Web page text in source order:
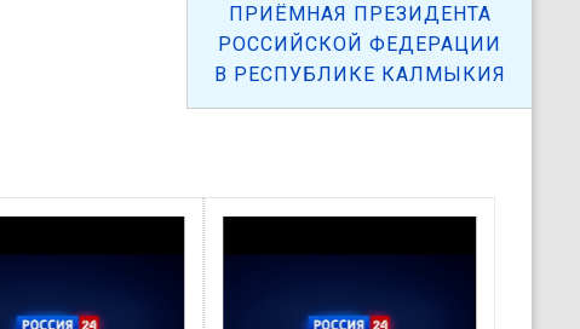
ПРИЁМНАЯ ПРЕЗИДЕНТА
РОССИЙСКОЙ ФЕДЕРАЦИИ
В РЕСПУБЛИКЕ КАЛМЫКИЯ